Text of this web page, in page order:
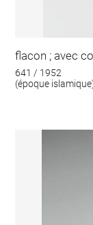
flacon ; avec
641 / 1952
(époque